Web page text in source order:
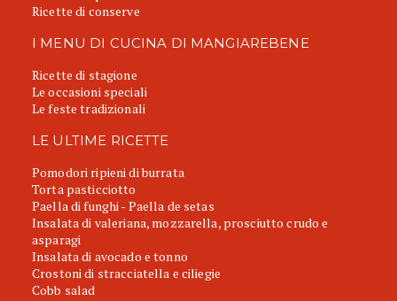
Ricette di conserve
I MENU DI CUCINA DI MANGIAREBENE
Ricette di stagione
Le occasioni speciali
Le feste tradizionali
LE ULTIME RICETTE
Pomodori ripieni di burrata
Torta pasticciotto
Paella di funghi - Paella de setas
Insalata di valeriana, mozzarella, prosciutto crudo e
asparagi
Insalata di avocado e tonno
Crostoni di stracciatella e ciliegie
Cobb salad